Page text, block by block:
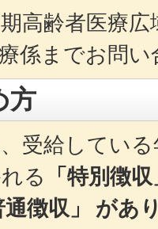
高齢者医療
係までお問
方
受給してい
る
「特別徴
通徴収」 があ